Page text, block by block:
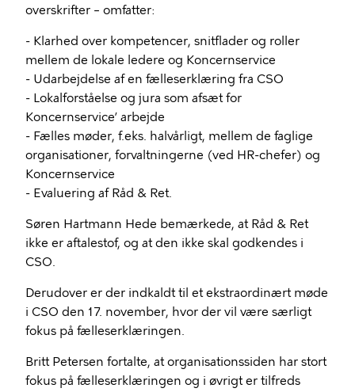
overskrifter – omfatter:
- Klarhed over kompetencer, snitflader og roller
mellem de lokale ledere og Koncernservice
- Udarbejdelse af en fælleserklæring fra CSO
- Lokalforståelse og jura som afsæt for
Koncernservice’ arbejde
- Fælles møder, f.eks. halvårligt, mellem de faglige
organisationer, forvaltningerne (ved HR-chefer) og
Koncernservice
- Evaluering af Råd & Ret.
Søren Hartmann Hede bemærkede, at Råd & Ret
ikke er aftalestof, og at den ikke skal godkendes i
CSO.
Derudover er der indkaldt til et ekstraordinært møde
i CSO den 17. november, hvor der vil være særligt
fokus på fælleserklæringen.
Britt Petersen fortalte, at organisationssiden har stort
fokus på fælleserklæringen og i øvrigt er tilfreds